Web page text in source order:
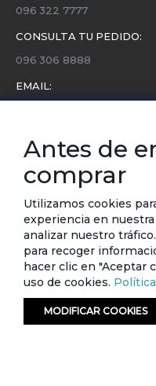
096 322 7777
CONSULTA TU PEDIDO:
096 306 8888
EMAIL:
Conoce toda la
eventos y ofertas.
Subscríbete a nuestro
© ETAFASHION 2023.
Antes de
comprar
Utilizamos cookies
experiencia en
analizar nuestro
para recoger
hacer clic en "Aceptar
uso de cookies.
MODIFICAR COOKIES